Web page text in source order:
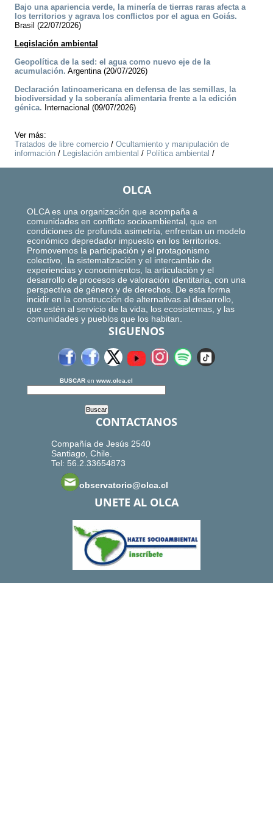
Bajo una apariencia verde, la minería de tierras raras afecta a
los territorios y agrava los conflictos por el agua en Goiás.
Brasil (22/07/2026)
Legislación ambiental
Geopolítica de la sed: el agua como nuevo eje de la
acumulación. Argentina (20/07/2026)
Declaración latinoamericana en defensa de las semillas, la
biodiversidad y la soberanía alimentaria frente a la edición
génica. Internacional (09/07/2026)
Ver más:
Tratados de libre comercio / Ocultamiento y manipulación de
información / Legislación ambiental / Política ambiental /
OLCA
OLCA es una organización que acompaña a
comunidades en conflicto socioambiental, que en
condiciones de profunda asimetría, enfrentan un modelo
económico depredador impuesto en los territorios.
Promovemos la participación y el protagonismo
colectivo, la sistematización y el intercambio de
experiencias y conocimientos, la articulación y el
desarrollo de procesos de valoración identitaria, con una
perspectiva de género y de derechos. De esta forma
incidir en la construcción de alternativas al desarrollo,
que estén al servicio de la vida, los ecosistemas, y las
comunidades y pueblos que los habitan.
SIGUENOS
BUSCAR en www.olca.cl
CONTACTANOS
Compañía de Jesús 2540
Santiago, Chile.
Tel: 56.2.33654873
observatorio@olca.cl
UNETE AL OLCA